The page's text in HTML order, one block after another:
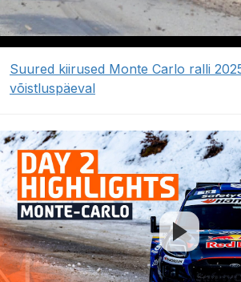
Suured kiirused Monte Carlo ralli
võistluspäeval